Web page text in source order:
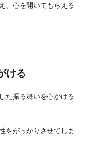
、心を開いてもらえる
ける
た振る舞いを心がける
をがっかりさせてしま